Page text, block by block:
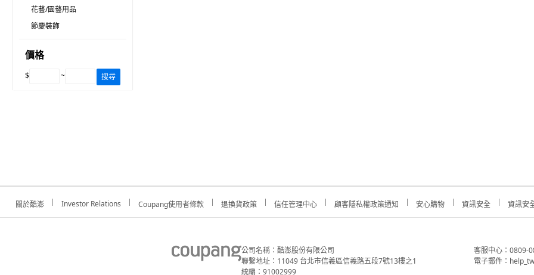
花藝/園藝用品
節慶裝飾
價格
$ ~ 搜尋
關於酷澎 Investor Relations Coupang使用者條款 退換貨政策 信任管理中心 顧客隱私權政策通知 安心購物 資訊安全 資訊安
公司名稱：酷澎股份有限公司
聯繫地址：11049 台北市信義區信義路五段7號13樓之1
統編：91002999
客服中心：0809-
電子郵件：